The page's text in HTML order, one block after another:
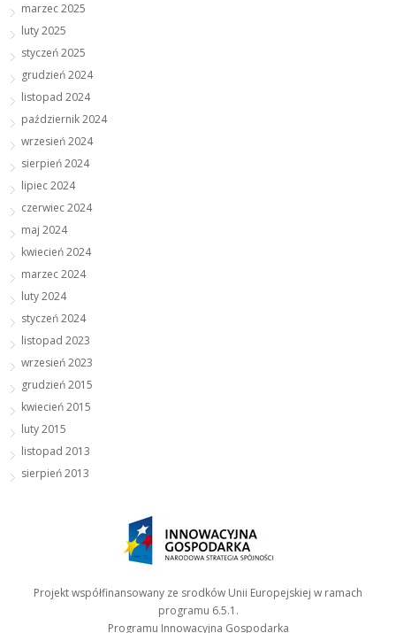
marzec 2025
luty 2025
styczeń 2025
grudzień 2024
listopad 2024
październik 2024
wrzesień 2024
sierpień 2024
lipiec 2024
czerwiec 2024
maj 2024
kwiecień 2024
marzec 2024
luty 2024
styczeń 2024
listopad 2023
wrzesień 2023
grudzień 2015
kwiecień 2015
luty 2015
listopad 2013
sierpień 2013
Projekt współfinansowany ze srodków Unii Europejskiej w ramach
programu 6.5.1.
Programu Innowacyjna Gospodarka